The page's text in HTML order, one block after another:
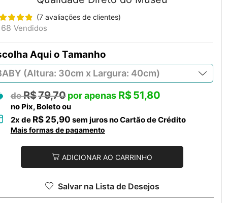
(7avaliações de clientes)
68 Vendidos
Tamanho
R$79,70 R$51,80
no Pix, Boleto ou
2x de R$ 25,90 sem juros no Cartão de Crédito
Mais formas de pagamento
ADICIONAR AO CARRINHO
Salvar na Lista de Desejos